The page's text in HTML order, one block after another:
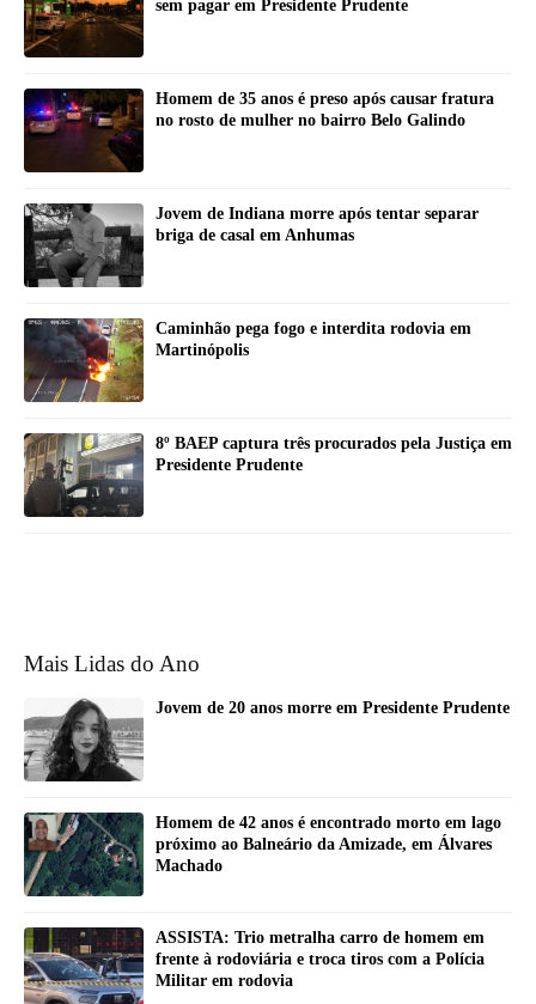
sem pagar em Presidente Prudente
Homem de 35 anos é preso após causar fratura
no rosto de mulher no bairro Belo Galindo
Jovem de Indiana morre após tentar separar
briga de casal em Anhumas
Caminhão pega fogo e interdita rodovia em
Martinópolis
8º BAEP captura três procurados pela Justiça em
Presidente Prudente
Mais Lidas do Ano
Jovem de 20 anos morre em Presidente Prudente
Homem de 42 anos é encontrado morto em lago
próximo ao Balneário da Amizade, em Álvares
Machado
ASSISTA: Trio metralha carro de homem em
frente à rodoviária e troca tiros com a Polícia
Militar em rodovia